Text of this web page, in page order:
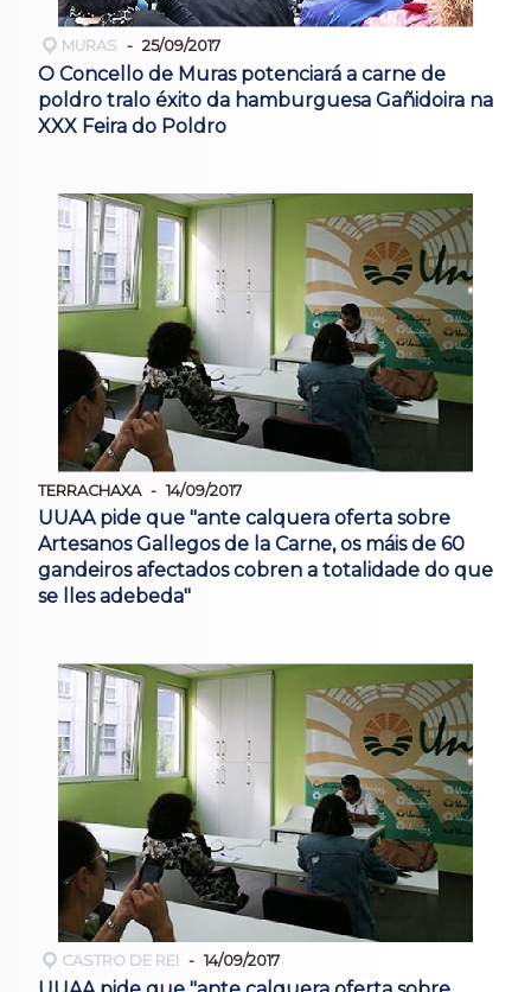
MURAS 25/09/2017
O Concello de Muras potenciará a carne de
poldro tralo éxito da hamburguesa Gañidoira na
XXX Feira do Poldro
TERRACHAXA 14/09/2017
UUAA pide que "ante calquera oferta sobre
Artesanos Gallegos de la Carne, os máis de 60
gandeiros afectados cobren a totalidade do que
se lles adebeda"
CASTRO DE REI 14/09/2017